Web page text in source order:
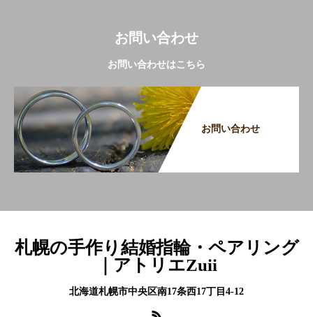
お問い合わせ
お問い合わせはこちら
お問い合わせ
札幌の手作り結婚指輪・ペアリング
｜アトリエZuii
北海道札幌市中央区南17条西17丁目4-12